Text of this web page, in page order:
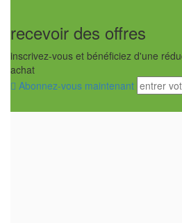
recevoir des offres
inscrivez-vous et bénéficiez d'une
achat
Abonnez-vous maintenant